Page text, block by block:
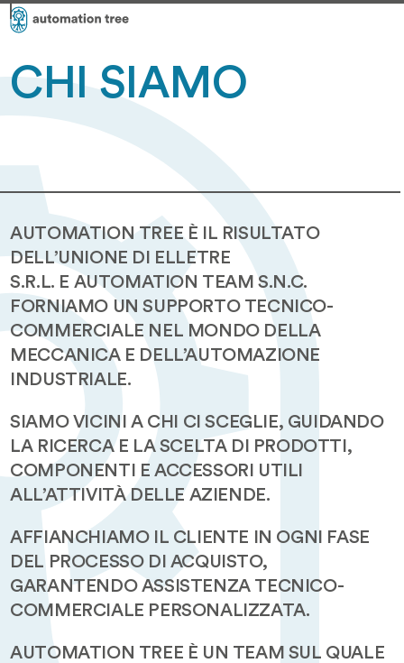
Skip
to
Open
mobile
menu
Close
mobile
menu
CHI SIAMO
AUTOMATION TREE È IL RISULTATO
DELL’UNIONE DI ELLETRE
S.R.L. E AUTOMATION TEAM S.N.C.
FORNIAMO UN SUPPORTO TECNICO-
COMMERCIALE NEL MONDO DELLA
MECCANICA E DELL’AUTOMAZIONE
INDUSTRIALE.
SIAMO VICINI A CHI CI SCEGLIE, GUIDANDO
LA RICERCA E LA SCELTA DI PRODOTTI,
COMPONENTI E ACCESSORI UTILI
ALL’ATTIVITÀ DELLE AZIENDE.
AFFIANCHIAMO IL CLIENTE IN OGNI FASE
DEL PROCESSO DI ACQUISTO,
GARANTENDO ASSISTENZA TECNICO-
COMMERCIALE PERSONALIZZATA.
AUTOMATION TREE È UN TEAM SUL QUALE